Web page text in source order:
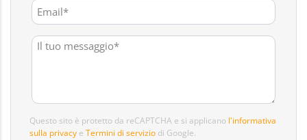
Questo sito è protetto da reCAPTCHA e si applicano l'informativa
sulla privacy e Termini di servizio di Google.